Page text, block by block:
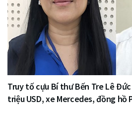
Truy tố cựu Bí thư Bến Tre Lê
triệu USD, xe Mercedes, đồng hồ